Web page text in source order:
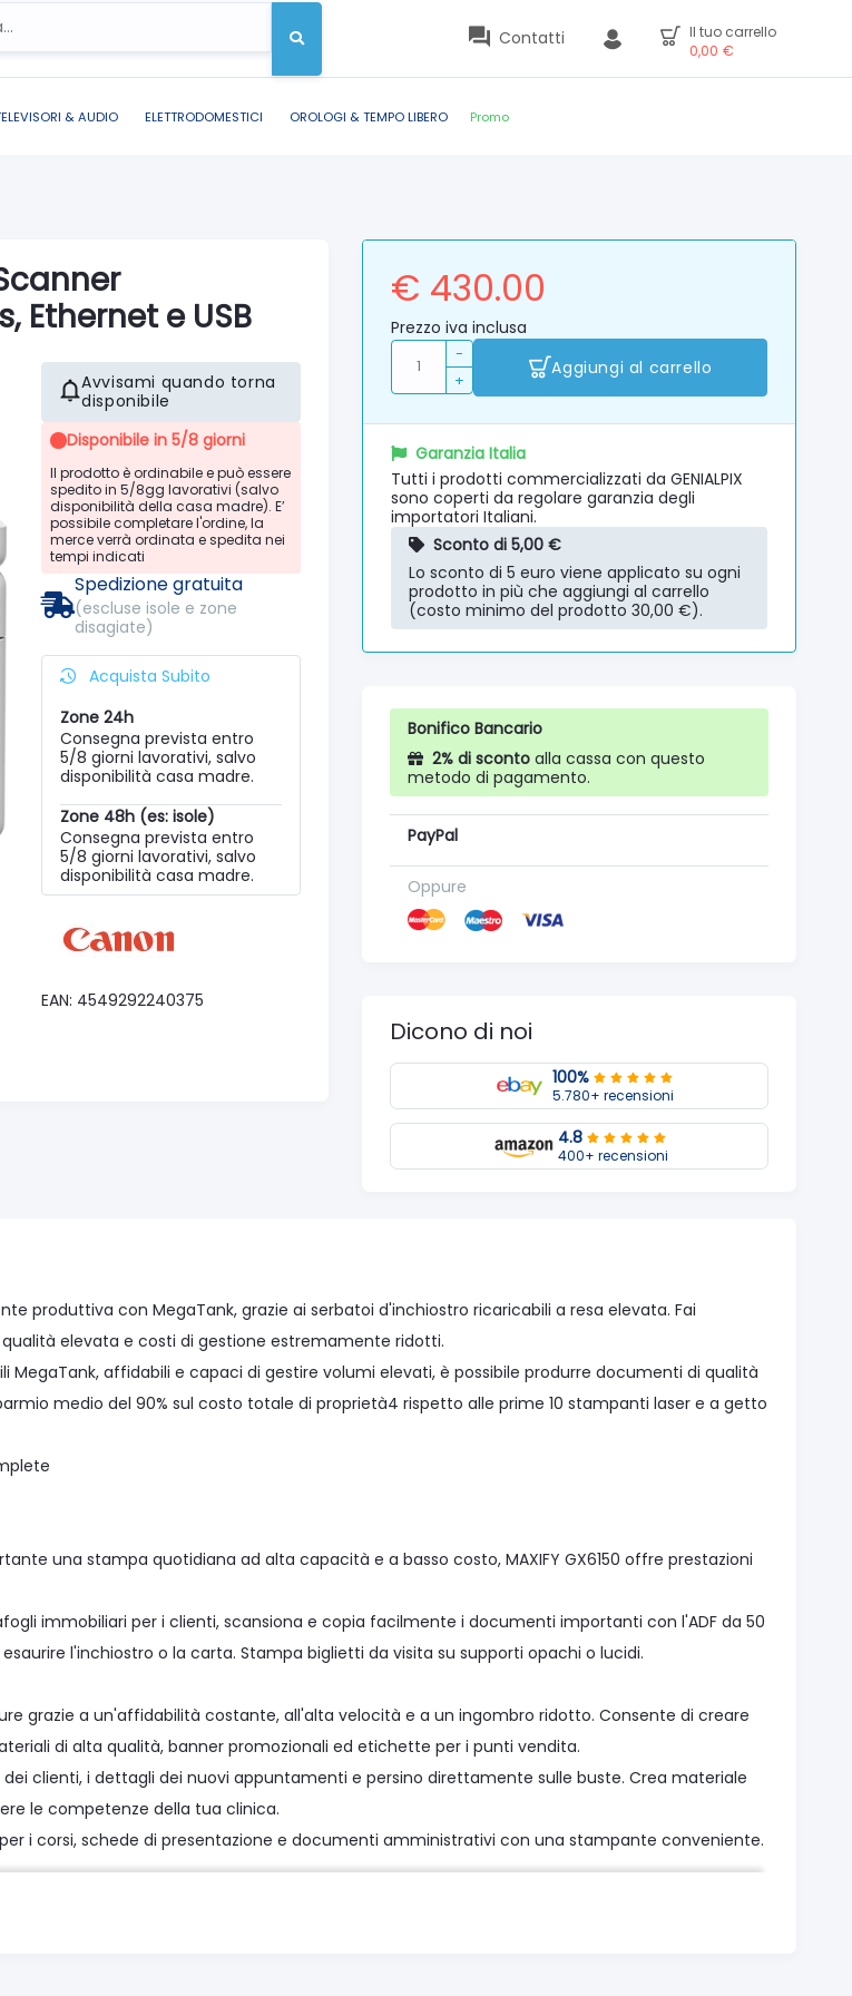
Contatti
Il tuo carrello
0,00 €
& AUDIO ELETTRODOMESTICI OROLOGI & TEMPO LIBERO Promo
Ethernet e USB
Avvisami quando torna
disponibile
Disponibile in 5/8 giorni
Il prodotto è ordinabile e può essere
spedito in 5/8gg lavorativi (salvo
disponibilità della casa madre). E’
possibile completare l'ordine, la
merce verrà ordinata e spedita nei
tempi indicati
Spedizione gratuita
(escluse isole e zone
disagiate)
Acquista Subito
Zone 24h
Consegna prevista entro
5/8 giorni lavorativi, salvo
disponibilità casa madre.
Zone 48h (es: isole)
Consegna prevista entro
5/8 giorni lavorativi, salvo
disponibilità casa madre.
EAN: 4549292240375
€ 430.00
Prezzo iva inclusa
-
+
Aggiungi al carrello
Garanzia Italia
Tutti i prodotti commercializzati da GENIALPIX
sono coperti da regolare garanzia degli
importatori Italiani.
Sconto di 5,00 €
Lo sconto di 5 euro viene applicato su ogni
prodotto in più che aggiungi al carrello
(costo minimo del prodotto 30,00 €).
Bonifico Bancario
2% di sconto alla cassa con questo
metodo di pagamento.
PayPal
Oppure
Dicono di noi
100%
5.780+ recensioni
4.8
400+ recensioni
produttiva con MegaTank, grazie ai serbatoi d'inchiostro ricaricabili a resa elevata. Fai
elevata e costi di gestione estremamente ridotti.
MegaTank, affidabili e capaci di gestire volumi elevati, è possibile produrre documenti di qualità
medio del 90% sul costo totale di proprietà4 rispetto alle prime 10 stampanti laser e a getto
una stampa quotidiana ad alta capacità e a basso costo, MAXIFY GX6150 offre prestazioni
immobiliari per i clienti, scansiona e copia facilmente i documenti importanti con l'ADF da 50
l'inchiostro o la carta. Stampa biglietti da visita su supporti opachi o lucidi.
grazie a un'affidabilità costante, all'alta velocità e a un ingombro ridotto. Consente di creare
di alta qualità, banner promozionali ed etichette per i punti vendita.
clienti, i dettagli dei nuovi appuntamenti e persino direttamente sulle buste. Crea materiale
le competenze della tua clinica.
i corsi, schede di presentazione e documenti amministrativi con una stampante conveniente.